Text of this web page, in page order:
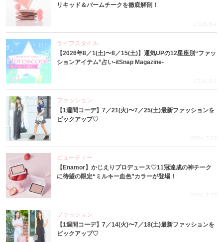
リキッド＆バームチークを徹底解剖！
2026.8.4
ライフスタイル
【2026年8／1(土)〜8／15(土)】運気UPの12星座別“ファッ
ションアイテム”占い-itSnap Magazine-
2026.8.1
ファッション
【1週間コーデ】7／21(火)〜7／25(土)最新ファッションを
ピックアップ♡
2026.7.29
ビューティー
【Enamor】かじえりプロデュース♡11冠達成の神チーク
に待望の限定“ミルキー血色”カラーが登場！
2026.7.27
ファッション
【1週間コーデ】7／14(火)〜7／18(土)最新ファッションを
ピックアップ♡